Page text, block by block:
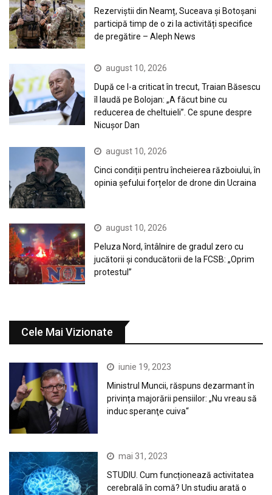
Rezerviștii din Neamț, Suceava și Botoșani
participă timp de o zi la activități specifice
de pregătire – Aleph News
august 10, 2026
După ce l-a criticat în trecut, Traian Băsescu
îl laudă pe Bolojan: „A făcut bine cu
reducerea de cheltuieli”. Ce spune despre
Nicușor Dan
august 10, 2026
Cinci condiții pentru încheierea războiului, în
opinia șefului forțelor de drone din Ucraina
august 10, 2026
Peluza Nord, întâlnire de gradul zero cu
jucătorii și conducătorii de la FCSB: „Oprim
protestul”
Cele Mai Vizionate
iunie 19, 2023
Ministrul Muncii, răspuns dezarmant în
privința majorării pensiilor: „Nu vreau să
induc speranţe cuiva“
mai 31, 2023
STUDIU. Cum funcționează activitatea
cerebrală în comă? Un studiu arată o